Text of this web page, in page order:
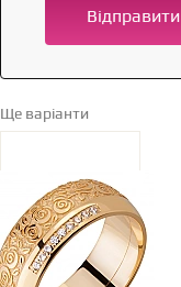
Відправити
Ще варіанти